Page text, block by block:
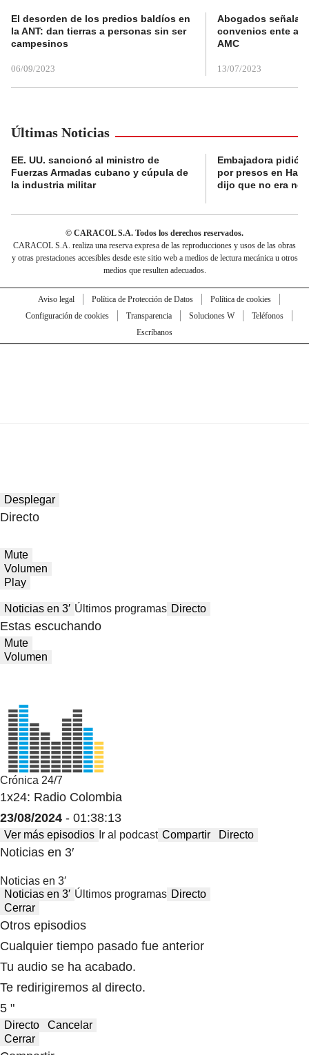
El desorden de los predios baldíos en
la ANT: dan tierras a personas sin ser
campesinos
06/09/2023
Abogados
convenios ente
AMC
13/07/2023
Últimas Noticias
EE. UU. sancionó al ministro de
Fuerzas Armadas cubano y cúpula de
la industria militar
Embajadora pidió
por presos en
dijo que no era
© CARACOL S.A. Todos los derechos reservados.
CARACOL S.A. realiza una reserva expresa de las reproducciones y usos de las obras
y otras prestaciones accesibles desde este sitio web a medios de lectura mecánica u otros
medios que resulten adecuados.
Aviso legal Política de Protección de Datos
Política de cookies
Configuración de cookies
Transparencia Soluciones W
Teléfonos
Escríbanos
Desplegar
Directo
Mute
Volumen
Play
Noticias en 3′ Últimos programas Directo
Estas escuchando
Mute
Volumen
Crónica 24/7
1x24: Radio Colombia
23/08/2024 - 01:38:13
Ver más episodios Ir al podcast Compartir Directo
Noticias en 3′
Noticias en 3′
Noticias en 3′ Últimos programas Directo
Cerrar
Otros episodios
Cualquier tiempo pasado fue anterior
Tu audio se ha acabado.
Te redirigiremos al directo.
5 "
Directo
Cancelar
Cerrar